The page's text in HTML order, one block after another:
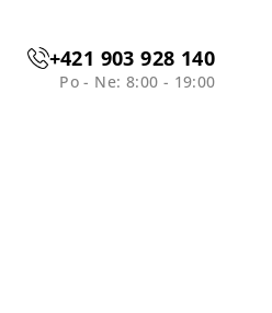
+421 903 928 140
Po - Ne: 8:00 - 19:00